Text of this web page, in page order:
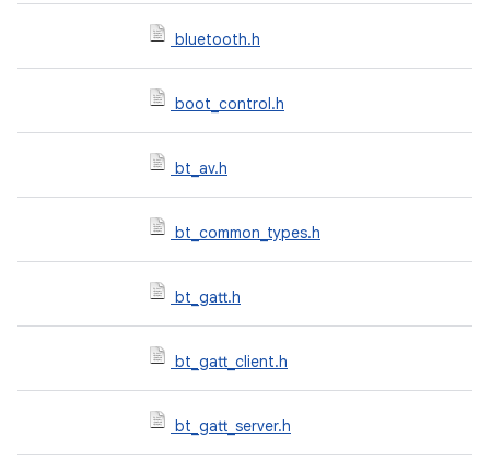
bluetooth.h
boot_control.h
bt_av.h
bt_common_types.h
bt_gatt.h
bt_gatt_client.h
bt_gatt_server.h